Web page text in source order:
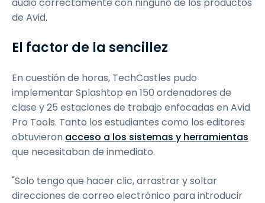
de Avid.
El factor de la sencillez
En cuestión de horas, TechCastles pudo
implementar Splashtop en 150 ordenadores de
clase y 25 estaciones de trabajo enfocadas en Avid
Pro Tools. Tanto los estudiantes como los editores
obtuvieron acceso a los sistemas y herramientas
que necesitaban de inmediato.
"Solo tengo que hacer clic, arrastrar y soltar
direcciones de correo electrónico para introducir